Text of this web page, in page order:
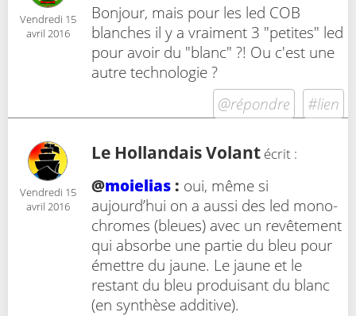
Vendredi 15
avril 2016
Bonjour, mais pour les led COB
blanches il y a vraiment 3 "petites" led
pour avoir du "blanc" ?! Ou c'est une
autre technologie ?
@répondre
#lien
Vendredi 15
avril 2016
Le Hollandais Volant écrit :
@moielias : oui, même si
aujourd’hui on a aussi des led mono-
chromes (bleues) avec un revêtement
qui absorbe une partie du bleu pour
émettre du jaune. Le jaune et le
restant du bleu produisant du blanc
(en synthèse additive).